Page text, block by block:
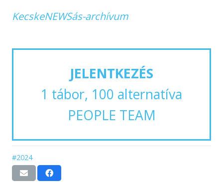
KecskeNEWSás-archívum
JELENTKEZÉS
1 tábor, 100 alternatíva
PEOPLE TEAM
#2024